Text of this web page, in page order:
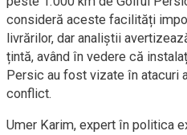
consideră aceste facilități
livrărilor, dar analiștii
țintă, având în vedere că
Persic au fost vizate în atacuri
conflict.
Umer Karim, expert în politica